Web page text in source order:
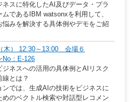
ネスに特化したAI及びデータ・プラ
ムであるIBM watsonxを利用して、
悩みを解決する具体例やデモをご紹
木） 12:30～13:00 会場６
No：E-126
ジネスへの活用の具体例とAIリスク
線とは？
ンでは、生成AIの技術をビジネスに
めのベクトル検索や対話型レコメン